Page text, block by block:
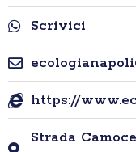
Scrivici
https://
Strada